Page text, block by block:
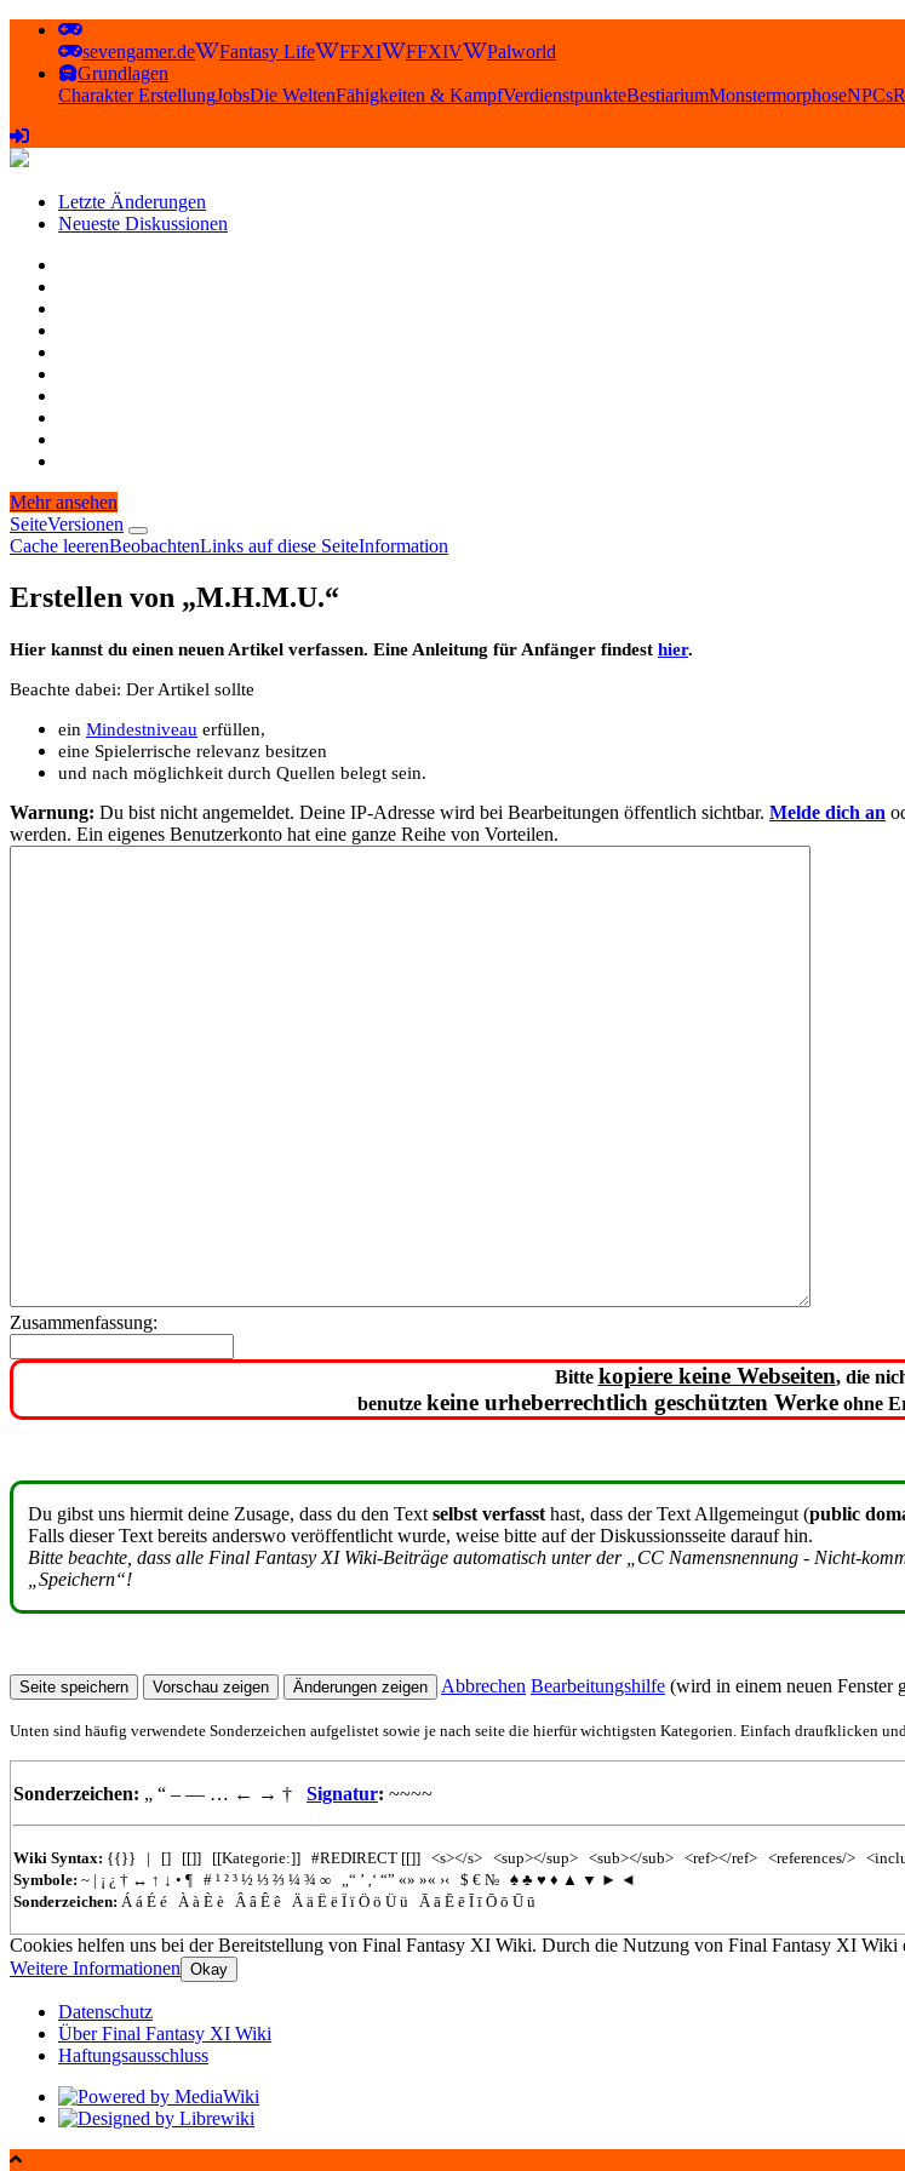
sevengamer.de Fantasy Life FFXI FFXIV
Palworld
Grundlagen
Charakter ErstellungJobsDie WeltenFähigkeiten & KampfVerdienstpunkteBestiariumMonstermorphoseNPCs
Letzte Änderungen
Neueste Diskussionen
Mehr ansehen
SeiteVersionen
Cache leerenBeobachtenLinks auf diese SeiteInformation
Erstellen von „M.H.M.U.“
Hier kannst du einen neuen Artikel verfassen. Eine Anleitung für Anfänger findest hier.
Beachte dabei: Der Artikel sollte
ein Mindestniveau erfüllen,
eine Spielerrische relevanz besitzen
und nach möglichkeit durch Quellen belegt sein.
Warnung: Du bist nicht angemeldet. Deine IP-Adresse wird bei Bearbeitungen öffentlich sichtbar. Melde dich an
werden. Ein eigenes Benutzerkonto hat eine ganze Reihe von Vorteilen.
Zusammenfassung:
Bitte kopiere keine Webseiten, die
benutze keine urheberrechtlich geschützten Werke ohne
Du gibst uns hiermit deine Zusage, dass du den Text selbst verfasst hast, dass der Text Allgemeingut (public
Falls dieser Text bereits anderswo veröffentlicht wurde, weise bitte auf der Diskussionsseite darauf hin.
Bitte beachte, dass alle Final Fantasy XI Wiki-Beiträge automatisch unter der „CC Namensnennung - Nicht-
„Speichern“!
Abbrechen Bearbeitungshilfe (wird in einem neuen Fenster
Unten sind häufig verwendete Sonderzeichen aufgelistet sowie je nach seite die hierfür wichtigsten Kategorien. Einfach draufklicken
Sonderzeichen: „ “ – — … ← → † Signatur: ~~~~
Wiki Syntax: {{}} | [] [[]] [[Kategorie:]] #REDIRECT [[]] <s></s> <sup></sup> <sub></sub> <ref></ref> <references/>
Symbole: ~ | ¡ ¿ † ↔ ↑ ↓ • ¶ # ¹ ² ³ ½ ⅓ ⅔ ¼ ¾ ∞ „“ ’ ‚‘ “” «» »« ›‹ $ € № ♠ ♣ ♥ ♦ ▲ ▼ ► ◄
Sonderzeichen: Á á É é À à È è Â â Ê ê Ä ä Ë ë Ï ï Ö ö Ü ü Ā ā Ē ē Ī ī Ō ō Ū ū
Cookies helfen uns bei der Bereitstellung von Final Fantasy XI Wiki. Durch die Nutzung von Final Fantasy XI Wiki
Weitere Informationen Okay
Datenschutz
Über Final Fantasy XI Wiki
Haftungsausschluss